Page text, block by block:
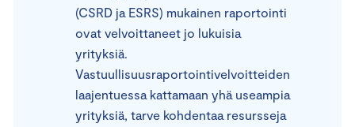
(CSRD ja ESRS) mukainen raportointi
ovat velvoittaneet jo lukuisia
yrityksiä.
Vastuullisuusraportointivelvoitteiden
laajentuessa kattamaan yhä useampia
yrityksiä, tarve kohdentaa resursseja